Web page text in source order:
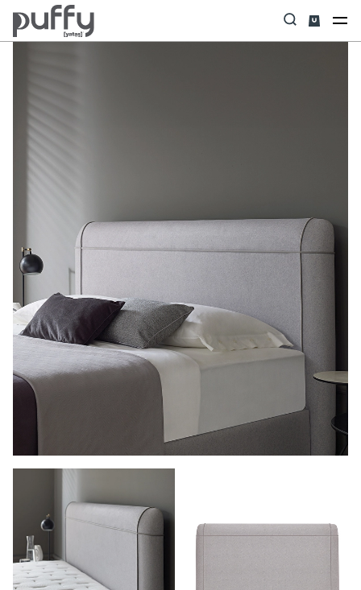
Anasayfa Baza & Başlık Set